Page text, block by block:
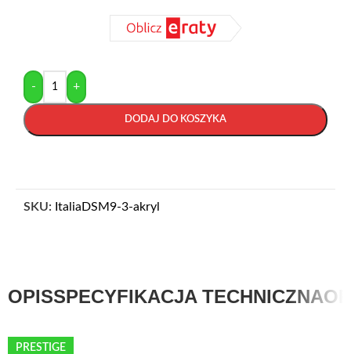
- +
DODAJ DO KOSZYKA
SKU: ItaliaDSM9-3-akryl
OPISSPECYFIKACJA TECHNICZNA
PRESTIGE